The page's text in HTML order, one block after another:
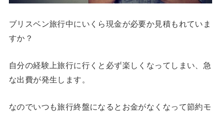
ブリスベン旅行中にいくら現金が必要か見積もれていま
すか？
自分の経験上旅行に行くと必ず楽しくなってしまい、急
な出費が発生します。
なのでいつも旅行終盤になるとお金がなくなって節約モ